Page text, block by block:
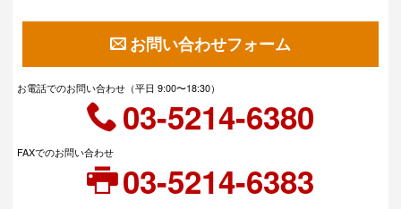
お問い合わせフォーム
お電話でのお問い合わせ（平日 9:00〜18:30）
03-5214-6380
FAXでのお問い合わせ
03-5214-6383